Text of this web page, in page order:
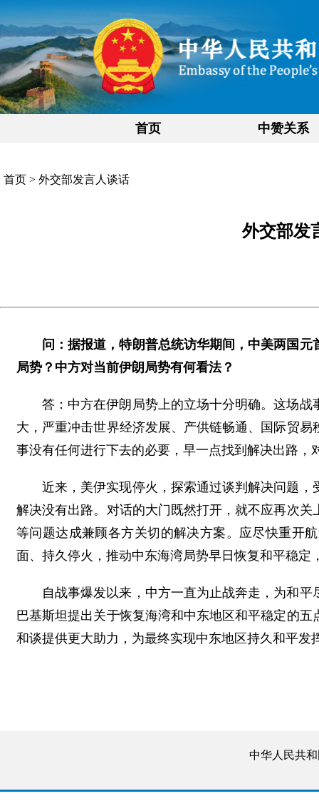
首页 中赞关系
首页 > 外交部发言人谈话
外交部发
问：据报道，特朗普总统访华期间，中美两国
局势？中方对当前伊朗局势有何看法？
答：中方在伊朗局势上的立场十分明确。这场
大，严重冲击世界经济发展、产供链畅通、国际贸
事没有任何进行下去的必要，早一点找到解决出路
近来，美伊实现停火，探索通过谈判解决问题
解决没有出路。对话的大门既然打开，就不应再次
等问题达成兼顾各方关切的解决方案。应尽快重开
面、持久停火，推动中东海湾局势早日恢复和平稳
自战事爆发以来，中方一直为止战奔走，为和
巴基斯坦提出关于恢复海湾和中东地区和平稳定的
和谈提供更大助力，为最终实现中东地区持久和平发
中华人民共